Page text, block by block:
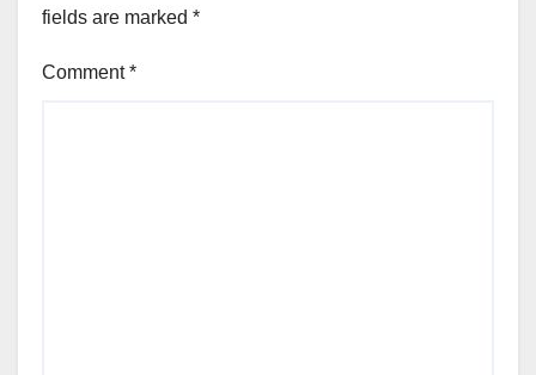
fields are marked *
Comment*